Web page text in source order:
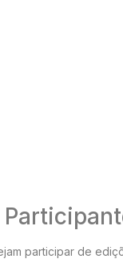
participar de